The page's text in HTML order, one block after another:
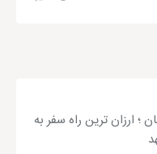
؛ ارزان ترین راه سفر به